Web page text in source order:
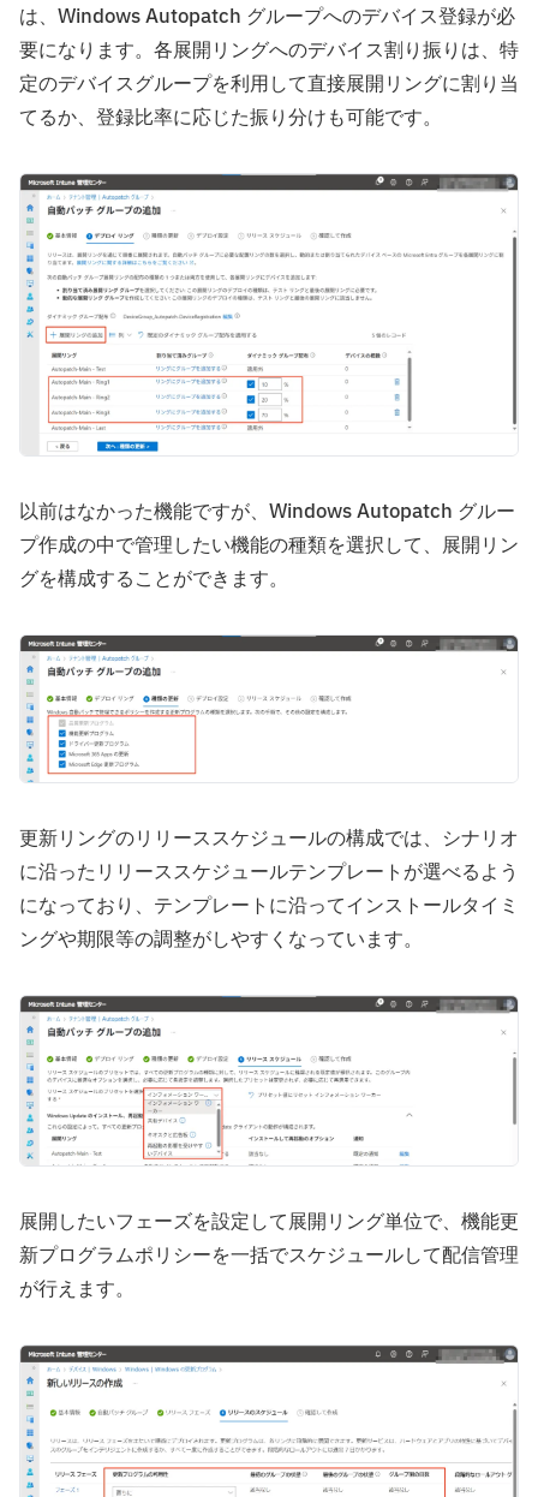
は、Windows Autopatch グループへのデバイス登録が必
要になります。各展開リングへのデバイス割り振りは、特
定のデバイスグループを利用して直接展開リングに割り当
てるか、登録比率に応じた振り分けも可能です。
以前はなかった機能ですが、Windows Autopatch グルー
プ作成の中で管理したい機能の種類を選択して、展開リン
グを構成することができます。
更新リングのリリーススケジュールの構成では、シナリオ
に沿ったリリーススケジュールテンプレートが選べるよう
になっており、テンプレートに沿ってインストールタイミ
ングや期限等の調整がしやすくなっています。
展開したいフェーズを設定して展開リング単位で、機能更
新プログラムポリシーを一括でスケジュールして配信管理
が行えます。